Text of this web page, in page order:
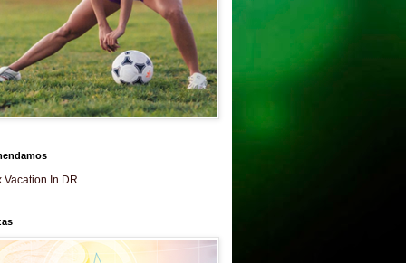
Vacation In DR